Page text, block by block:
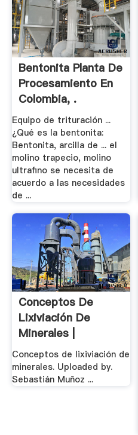
Bentonita Planta De
Procesamiento En
Colombia, .
Equipo de trituración ...
¿Qué es la bentonita:
Bentonita, arcilla de ... el
molino trapecio, molino
ultrafino se necesita de
acuerdo a las necesidades
de ...
Conceptos De
Lixiviación De
Minerales |
Sebastián .
Conceptos de lixiviación de
minerales. Uploaded by.
Sebastián Muñoz ...